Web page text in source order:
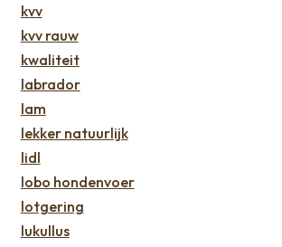
kvv
kvv rauw
kwaliteit
labrador
lam
lekker natuurlijk
lidl
lobo hondenvoer
lotgering
lukullus